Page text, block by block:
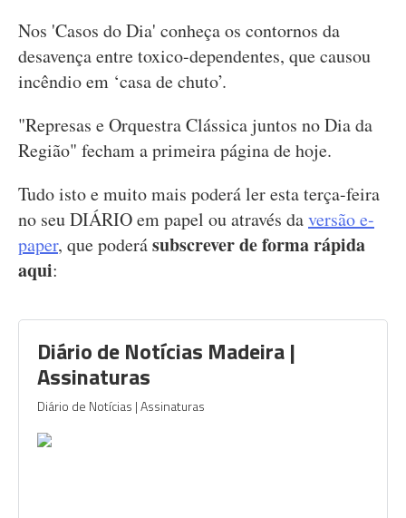
Nos 'Casos do Dia' conheça os contornos da
desavença entre toxico-dependentes, que causou
incêndio em ‘casa de chuto’.
"Represas e Orquestra Clássica juntos no Dia da
Região" fecham a primeira página de hoje.
Tudo isto e muito mais poderá ler esta terça-feira
no seu DIÁRIO em papel ou através daversão e-
paper, que poderásubscrever de forma rápida
aqui:
Diário de Notícias Madeira |
Assinaturas
Diário de Notícias | Assinaturas